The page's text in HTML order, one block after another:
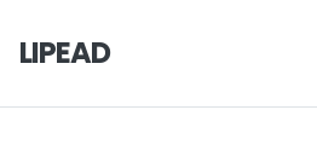
LIPEAD